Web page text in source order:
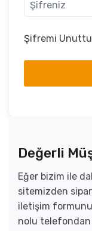
Şifremi
Değerli
Eğer bizim ile
sitemizden
iletişim
nolu